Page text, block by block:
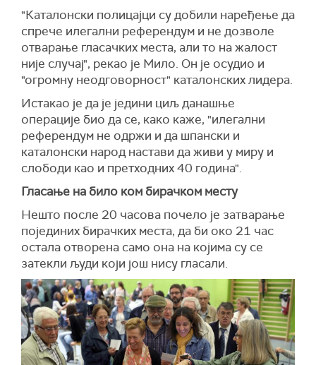
"Каталонски полицајци су добили наређење да
спрече илегални референдум и не дозволе
отварање гласачких места, али то на жалост
није случај", рекао је Мило. Он је осудио и
"огромну неодговорност" каталонских лидера.
Истакао је да је једини циљ данашње
операције био да се, како каже, "илегални
референдум не одржи и да шпански и
каталонски народ настави да живи у миру и
слободи као и претходних 40 година".
Гласање на било ком бирачком месту
Нешто после 20 часова почело је затварање
појединих бирачких места, да би око 21 час
остала отворена само она на којима су се
затекли људи који још нису гласали.